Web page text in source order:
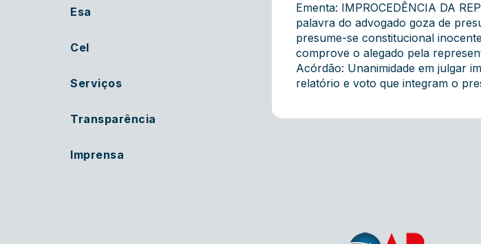
Esa
Cel
Serviços
Transparência
Imprensa
Ementa: IMPROCEDÊNCIA DA
palavra do advogado goza de
presume-se constitucional
comprove o alegado pela
Acórdão: Unanimidade em julgar
relatório e voto que integram o